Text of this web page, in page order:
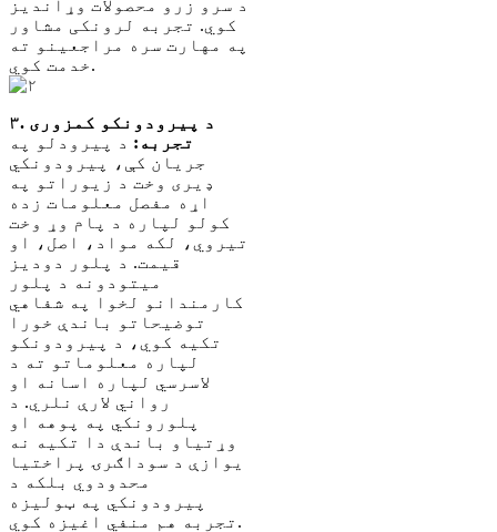
۳. د پیرودونکو کمزوری
تجربه: د پیرودلو په
جریان کې، پیرودونکي
ډیری وخت د زیوراتو په
اړه مفصل معلومات زده
کولو لپاره د پام وړ وخت
تیروي، لکه مواد، اصل، او
قیمت. د پلور دودیز
میتودونه د پلور
کارمندانو لخوا په شفاهي
توضیحاتو باندې خورا
تکیه کوي، د پیرودونکو
لپاره معلوماتو ته د
لاسرسي لپاره اسانه او
رواني لارې نلري. د
پلورونکي په پوهه او
وړتیاو باندې دا تکیه نه
یوازې د سوداګرۍ پراختیا
محدودوي بلکه د
پیرودونکي په ټولیزه
تجربه هم منفي اغیزه کوي.